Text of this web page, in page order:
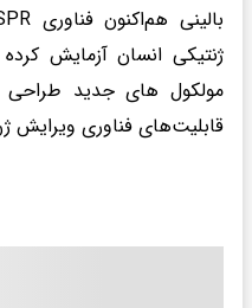
ژنتیکی انسان آزمایش
مولکول های جدید
قابلیت‌های فناوری ویرایش